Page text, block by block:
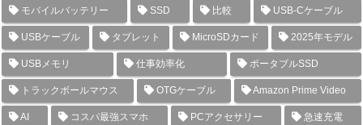
モバイルバッテリー SSD 比較 USB-Cケーブル
USBケーブル タブレット MicroSDカード 2025年モデル
USBメモリ 仕事効率化 ポータブルSSD
トラックボールマウス OTGケーブル Amazon Prime Video
AI コスパ最強スマホ PCアクセサリー 急速充電